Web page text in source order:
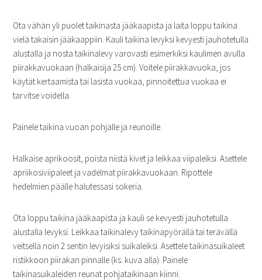
Ota vähän yli puolet taikinasta jääkaapista ja laita loppu taikina
vielä takaisin jääkaappiin. Kauli taikina levyksi kevyesti jauhotetulla
alustalla ja nosta taikinalevy varovasti esimerkiksi kaulimen avulla
piirakkavuokaan (halkaisija 25 cm). Voitele piirakkavuoka, jos
käytät kertaamista tai lasista vuokaa, pinnoitettua vuokaa ei
tarvitse voidella.
Painele taikina vuoan pohjalle ja reunoille.
Halkaise aprikoosit, poista niistä kivet ja leikkaa viipaleiksi. Asettele
apriikosiviipaleet ja vadelmat piirakkavuokaan. Ripottele
hedelmien päälle halutessasi sokeria.
Ota loppu taikina jääkaapista ja kauli se kevyesti jauhotetulla
alustalla levyksi. Leikkaa taikinalevy taikinapyörällä tai terävällä
veitsellä noin 2 sentin levyisiksi suikaleiksi. Asettele taikinasuikaleet
ristikkoon piirakan pinnalle (ks. kuva alla). Painele
taikinasuikaleiden reunat pohjataikinaan kiinni.